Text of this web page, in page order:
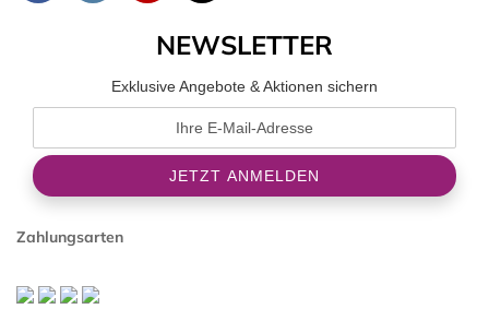
NEWSLETTER
Exklusive Angebote & Aktionen sichern
Zahlungsarten